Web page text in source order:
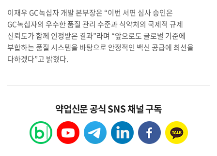
이재우 GC녹십자 개발 본부장은 “이번 서면 심사 승인은
GC녹십자의 우수한 품질 관리 수준과 식약처의 국제적 규제
신뢰도가 함께 인정받은 결과”라며 “앞으로도 글로벌 기준에
부합하는 품질 시스템을 바탕으로 안정적인 백신 공급에 최선을
다하겠다”고 밝혔다.
약업신문 공식 SNS 채널 구독